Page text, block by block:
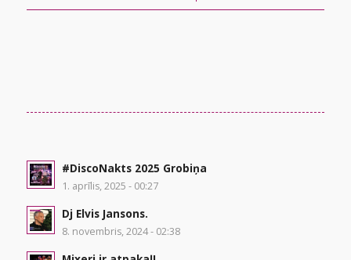
#DiscoNakts 2025 Grobiņa
1. aprīlis, 2025 - 00:27
Dj Elvis Jansons.
8. novembris, 2024 - 02:38